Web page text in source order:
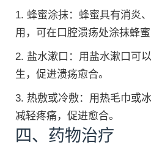
1. 蜂蜜涂抹：蜂蜜具有消炎
用，可在口腔溃疡处涂抹蜂蜜
2. 盐水漱口：用盐水漱口可
生，促进溃疡愈合。
3. 热敷或冷敷：用热毛巾或
减轻疼痛，促进愈合。
四、药物治疗